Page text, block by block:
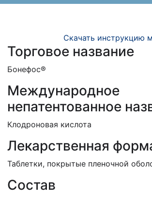
АЛО (Включено в Список
амбулаторного
ЕД (Включено в Список ЛС в
подлежащих закупу у Единого
Скачать инструкцию
Торговое название
Бонефос®
Международное
непатентованное
Клодроновая кислота
Лекарственная
Таблетки, покрытые пленочной
Состав